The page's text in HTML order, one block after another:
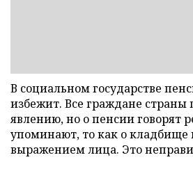
В социальном государстве
избежит. Все граждане
явлению, но о пенсии говорят
упоминают, то как о кладбище
выражением лица. Это